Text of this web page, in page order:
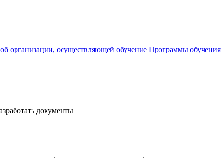
организации, осуществляющей обучение Программы обучения
документы